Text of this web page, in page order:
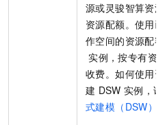
源或灵骏智算资
资源配额。使用
作空间的资源配额
实例，按专有资
收费。如何使用
建 DSW 实例，请
式建模（DSW）